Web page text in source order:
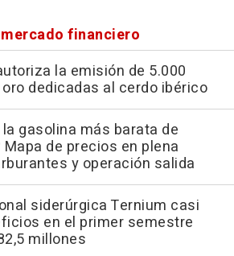
financiero
la emisión de 5.000
dedicadas al cerdo ibérico
gasolina más barata de
Mapa de precios en plena
y operación salida
siderúrgica Ternium casi
en el primer semestre
millones